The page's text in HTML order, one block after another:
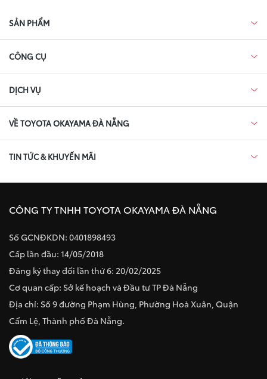
SẢN PHẨM
CÔNG CỤ
DỊCH VỤ
VỀ TOYOTA OKAYAMA ĐÀ NẴNG
TIN TỨC & KHUYẾN MÃI
CÔNG TY TNHH TOYOTA OKAYAMA ĐÀ NẴNG
Số GCNĐKDN: 0401898493
Cấp lần đầu: 14/05/2018
Đăng ký thay đổi lần thứ 6: 20/02/2025
Cơ quan cấp: Sở kế hoạch và Đầu tư TP Đà Nẵng
Địa chỉ: Số 9 đường Phạm Hùng, Phường Hoà Xuân, Quận
Cẩm Lệ, Thành phố Đà Nẵng.